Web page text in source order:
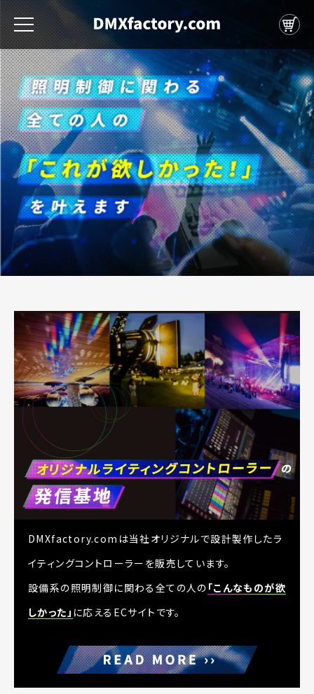
DMXfactory.comは当社オリジナルで設計製作したラ
イティングコントローラーを販売しています。
設備系の照明制御に関わる全ての人の 「こんなものが欲
しかった」 に応えるECサイトです。